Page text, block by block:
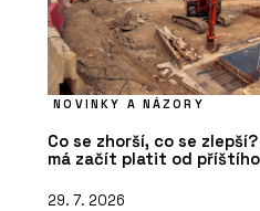
NOVINKY A NÁZORY
Co se zhorší, co se
má začít platit od
29. 7. 2026